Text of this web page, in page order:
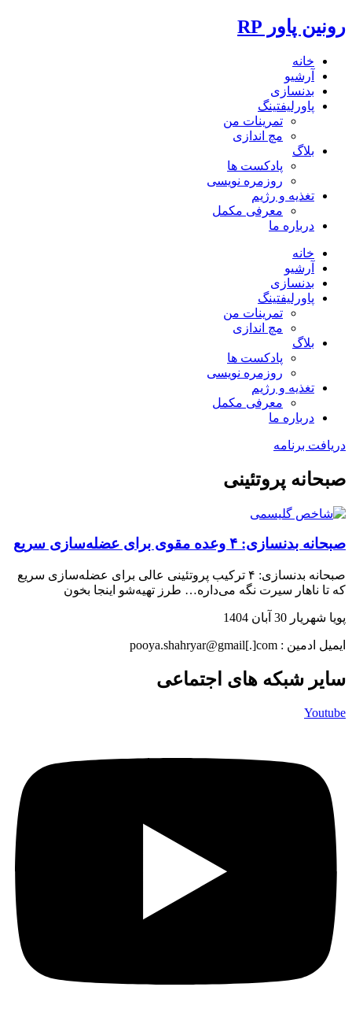
رونین پاور RP
خانه
آرشیو
بدنسازی
پاورلیفتینگ
تمرینات من
مچ اندازی
بلاگ
پادکست ها
روزمره نویسی
تغذیه و رژیم
معرفی مکمل
درباره ما
خانه
آرشیو
بدنسازی
پاورلیفتینگ
تمرینات من
مچ اندازی
بلاگ
پادکست ها
روزمره نویسی
تغذیه و رژیم
معرفی مکمل
درباره ما
دریافت برنامه
صبحانه پروتئینی
صبحانه بدنسازی: ۴ وعده مقوی برای عضله‌سازی سریع
صبحانه بدنسازی: ۴ ترکیب پروتئینی عالی برای عضله‌سازی سریع
که تا ناهار سیرت نگه می‌داره… طرز تهیه‌شو اینجا بخون
پویا شهریار 30 آبان 1404
ایمیل ادمین : pooya.shahryar@gmail[.]com
سایر شبکه های اجتماعی
Youtube